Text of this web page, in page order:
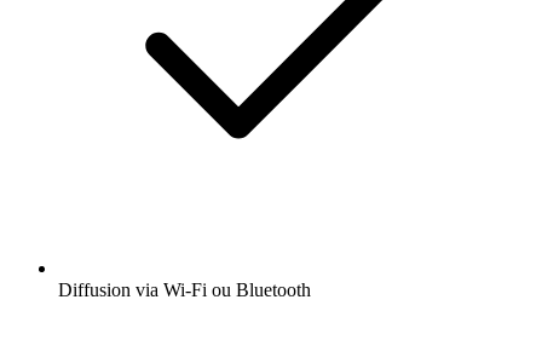
Diffusion via Wi-Fi ou Bluetooth